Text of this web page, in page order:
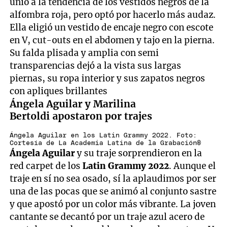
alfombra roja, pero optó por hacerlo más audaz.
Ella eligió un vestido de encaje negro con escote
en V, cut-outs en el abdomen y tajo en la pierna.
Su falda plisada y amplia con semi
transparencias dejó a la vista sus largas
piernas, su ropa interior y sus zapatos negros
con apliques brillantes
Ángela Aguilar y Marilina
Bertoldi apostaron por trajes
Ángela Aguilar en los Latin Grammy 2022. Foto:
Cortesía de La Academia Latina de la Grabación®
Ángela Aguilary su traje sorprendieron en la
red carpet de losLatin Grammy 2022. Aunque el
traje en sí no sea osado, sí la aplaudimos por ser
una de las pocas que se animó al conjunto sastre
y que apostó por un color más vibrante. La joven
cantante se decantó por un traje azul acero de